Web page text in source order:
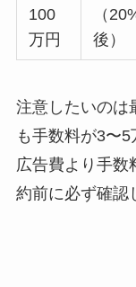
100
万円
（
後）
注意したいのは
も手数料が3〜
広告費より手数
約前に必ず確認